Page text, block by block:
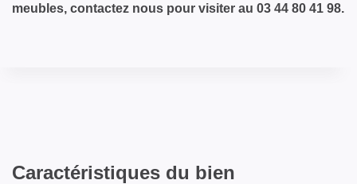
meubles, contactez nous pour visiter au 03 44 80 41 98.
Caractéristiques du bien